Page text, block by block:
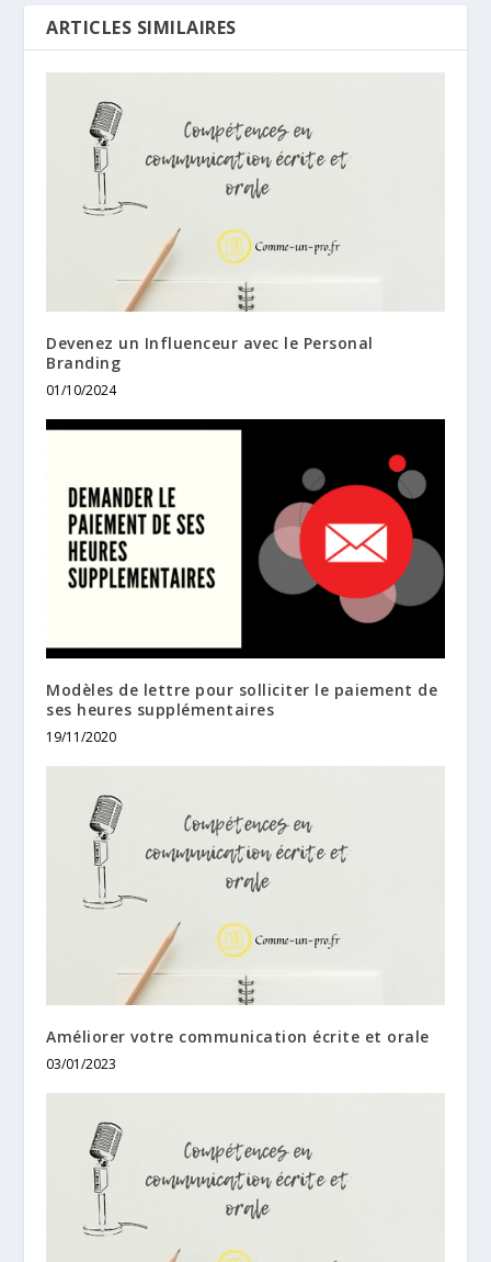
ARTICLES SIMILAIRES
Devenez un Influenceur avec le Personal
Branding
01/10/2024
Modèles de lettre pour solliciter le paiement de
ses heures supplémentaires
19/11/2020
Améliorer votre communication écrite et orale
03/01/2023